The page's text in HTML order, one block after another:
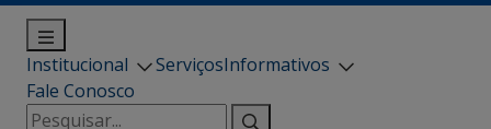
Institucional ServiçosInformativos
Fale Conosco
Pesquisar